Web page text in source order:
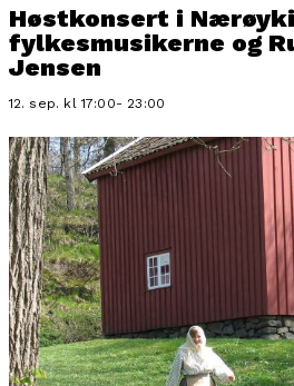
Høstkonsert i
fylkesmusikerne og
Jensen
12. sep. kl 17:00- 23:00